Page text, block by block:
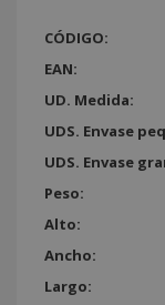
CÓDIGO:
EAN:
UD. Medida:
UDS. Envase
UDS. Envase
Peso:
Alto:
Ancho:
Largo: